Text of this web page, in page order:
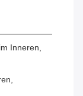
Inneren,